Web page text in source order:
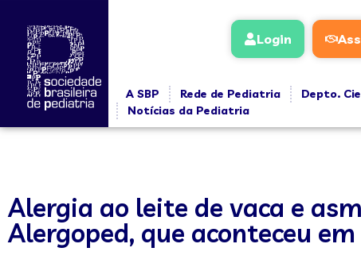
Login
A SBP Rede de Pediatria Depto.
Notícias da Pediatria
Alergia ao leite de vaca e
Alergoped, que aconteceu